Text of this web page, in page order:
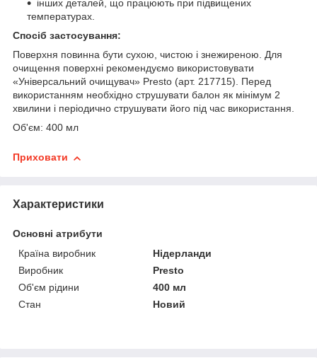
інших деталей, що працюють при підвищених
температурах.
Спосіб застосування:
Поверхня повинна бути сухою, чистою і знежиреною. Для
очищення поверхні рекомендуємо використовувати
«Універсальний очищувач» Presto (арт. 217715). Перед
використанням необхідно струшувати балон як мінімум 2
хвилини і періодично струшувати його під час використання.
Об'єм: 400 мл
Приховати
Характеристики
Основні атрибути
Країна виробник
Нідерланди
Виробник
Presto
Об'єм рідини
400 мл
Стан
Новий